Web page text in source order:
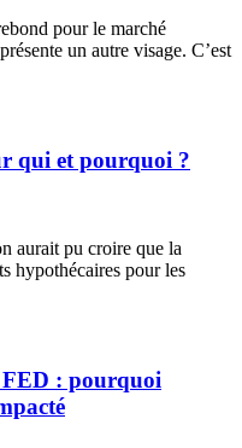
pour le marché
un autre visage. C’est
qui et pourquoi ?
aurait pu croire que la
hypothécaires pour les
: pourquoi